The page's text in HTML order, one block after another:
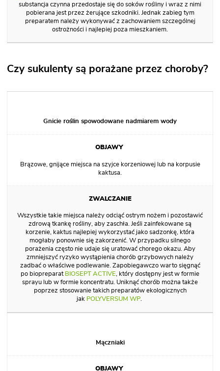
substancja czynna przedostaje się do soków rośliny i wraz z nimi
pobierana jest przez żerujące szkodniki. Jednak zabieg tym
preparatem należy wykonywać z zachowaniem szczególnej
ostrożności i najlepiej poza mieszkaniem.
Czy sukulenty są porażane przez choroby?
Gnicie roślin spowodowane nadmiarem wody
Brązowe, gnijące miejsca na szyjce korzeniowej lub na korpusie
kaktusa.
Wszystkie takie miejsca należy odciąć ostrym nożem i pozostawić
zdrową tkankę rośliny, aby zaschła. Jeśli zainfekowane są
korzenie, kaktus najlepiej wykorzystać jako sadzonkę, która
mogłaby ponownie się zakorzenić. W przypadku silnego
porażenia często nie udaje się uratować chorego okazu. Aby
zmniejszyć ryzyko wystąpienia chorób grzybowych należy
zadbać o właściwe podlewanie. Zapobiegawczo warto sięgnąć
po biopreparat BIOSEPT ACTIVE, który dostępny jest w formie
sprayu lub w formie koncentratu. Uniknąć chorób można także
poprzez stosowanie takich preparatów ekologicznych
jak POLYVERSUM WP.
Mączniaki